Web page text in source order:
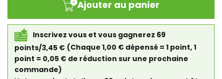
Ajouter au panier
Inscrivez vous et vous gagnerez 69
points/3,45 € (Chaque 1,00 € dépensé = 1 point, 1
point = 0,05 € de réduction sur une prochaine
commande)